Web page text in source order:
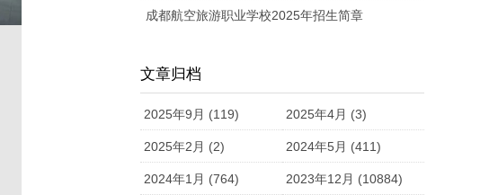
成都航空旅游职业学校2025年招生简章
文章归档
2025年9月 (119) 2025年4月 (3)
2025年2月 (2) 2024年5月 (411)
2024年1月 (764) 2023年12月 (10884)